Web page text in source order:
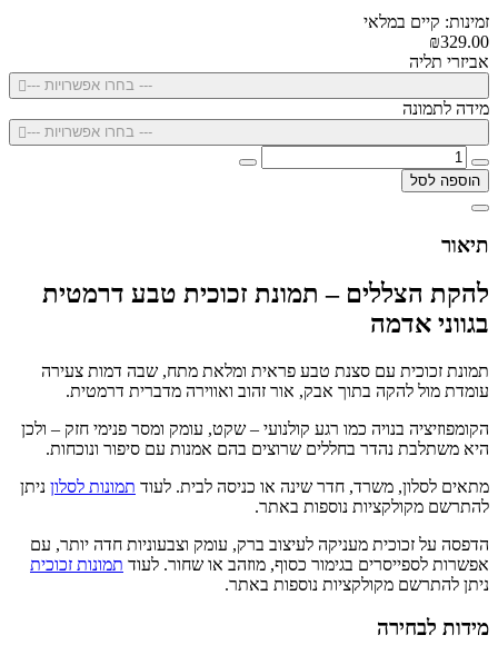
זמינות: קיים במלאי
₪329.00
אביזרי תליה
--- בחרו אפשרויות ---
מידה לתמונה
--- בחרו אפשרויות ---
הוספה לסל
תיאור
להקת הצללים – תמונת זכוכית טבע דרמטית
בגווני אדמה
תמונת זכוכית עם סצנת טבע פראית ומלאת מתח, שבה דמות צעירה
עומדת מול להקה בתוך אבק, אור זהוב ואווירה מדברית דרמטית.
הקומפוזיציה בנויה כמו רגע קולנועי – שקט, עומק ומסר פנימי חזק – ולכן
היא משתלבת נהדר בחללים שרוצים בהם אמנות עם סיפור ונוכחות.
מתאים לסלון, משרד, חדר שינה או כניסה לבית. לעוד תמונות לסלון ניתן
להתרשם מקולקציות נוספות באתר.
הדפסה על זכוכית מעניקה לעיצוב ברק, עומק וצבעוניות חדה יותר, עם
אפשרות לספייסרים בגימור כסוף, מוזהב או שחור. לעוד תמונות זכוכית
ניתן להתרשם מקולקציות נוספות באתר.
מידות לבחירה